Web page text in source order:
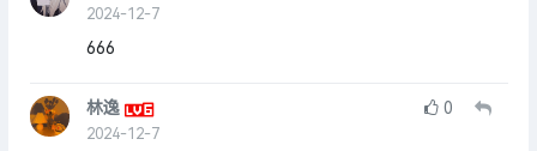
2024-12-7
666
林逸
2024-12-7
0